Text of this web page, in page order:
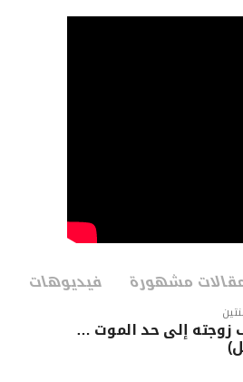
مشهورة فيديوهات
زوجته إلى حد الموت …